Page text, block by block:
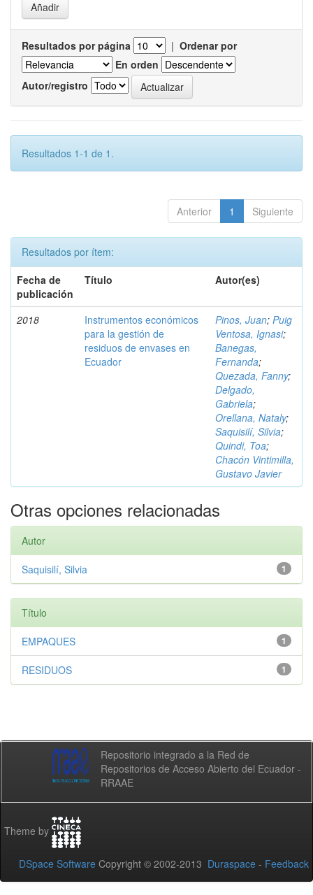
Resultados por página | Ordenar por
En orden
Autor/registro
Resultados 1-1 de 1.
Anterior 1 Siguiente
Resultados por ítem:
Fecha de
publicación
Título Autor(es)
2018
Instrumentos económicos
para la gestión de
residuos de envases en
Ecuador
Pinos, Juan; Puig
Ventosa, Ignasi;
Banegas,
Fernanda;
Quezada, Fanny;
Delgado,
Gabriela;
Orellana, Nataly;
Saquisilí, Silvia;
Quindi, Toa;
Chacón Vintimilla,
Gustavo Javier
Otras opciones relacionadas
Autor
1
Saquisilí, Silvia
Título
1
EMPAQUES
1
RESIDUOS
Repositorio integrado a la Red de
Repositorios de Acceso Abierto del Ecuador -
RRAAE
Theme by
DSpace Software Copyright © 2002-2013 Duraspace - Feedback